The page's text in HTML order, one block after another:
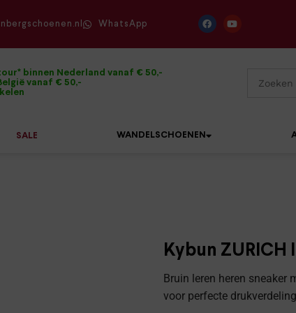
WhatsApp
binnen Nederland vanaf € 50,-
vanaf € 50,-
SALE WANDELSCHOENEN
Kybun ZURICH
Bruin leren heren sneaker
voor perfecte